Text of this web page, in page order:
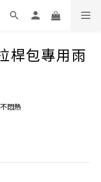
桿包專用雨
悶熱